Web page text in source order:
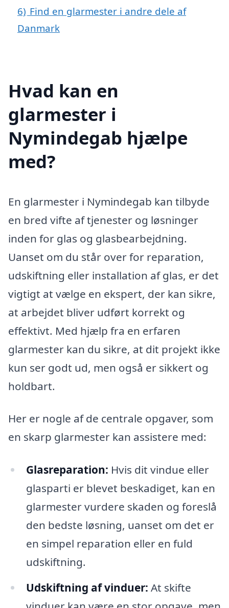
6) Find en glarmester i andre dele af
Danmark
Hvad kan en
glarmester i
Nymindegab hjælpe
med?
En glarmester i Nymindegab kan tilbyde
en bred vifte af tjenester og løsninger
inden for glas og glasbearbejdning.
Uanset om du står over for reparation,
udskiftning eller installation af glas, er det
vigtigt at vælge en ekspert, der kan sikre,
at arbejdet bliver udført korrekt og
effektivt. Med hjælp fra en erfaren
glarmester kan du sikre, at dit projekt ikke
kun ser godt ud, men også er sikkert og
holdbart.
Her er nogle af de centrale opgaver, som
en skarp glarmester kan assistere med:
Glasreparation: Hvis dit vindue eller
glasparti er blevet beskadiget, kan en
glarmester vurdere skaden og foreslå
den bedste løsning, uanset om det er
en simpel reparation eller en fuld
udskiftning.
Udskiftning af vinduer: At skifte